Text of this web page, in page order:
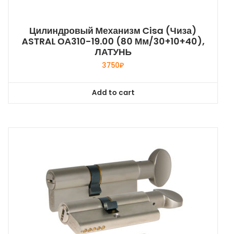
Цилиндровый Механизм Cisa (Чиза)
ASTRAL ОА310-19.00 (80 Мм/30+10+40),
ЛАТУНЬ
3750₽
Add to cart